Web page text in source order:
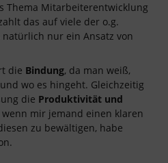
Thema Mitarbeiterentwicklung
das auf viele der o.g.
nur ein Ansatz von
die Bindung, da man weiß,
wo es hingeht. Gleichzeitig
die Produktivität und
wenn mir jemand einen klaren
zu bewältigen, habe